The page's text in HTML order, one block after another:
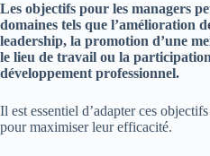
Les objectifs pour les managers
domaines tels que l’amélioration
leadership, la promotion d’une
le lieu de travail ou la
développement professionnel.
Il est essentiel d’adapter ces
pour maximiser leur efficacité.